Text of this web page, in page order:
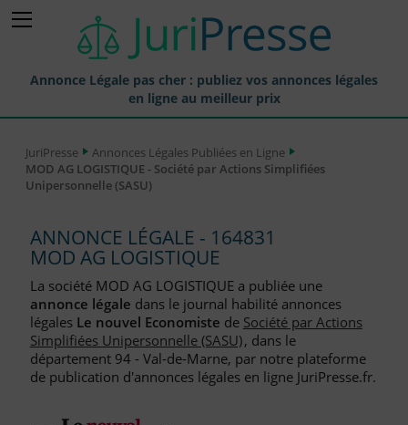
Annonce Légale pas cher : publiez vos annonces légales
en ligne au meilleur prix
Annonces Légales Publiées
Journaux Habilités (JAL) Annonces Légales
Liste des Greffes
Liste des CCI
Le Blog pour les Entreprises
JuriPresse
Annonces Légales Publiées en Ligne
MOD AG LOGISTIQUE - Société par Actions Simplifiées
Unipersonnelle (SASU)
ANNONCE LÉGALE - 164831
MOD AG LOGISTIQUE
La société MOD AG LOGISTIQUE a publiée une
annonce légale dans le journal habilité annonces
légales Le nouvel Economiste de Société par Actions
Simplifiées Unipersonnelle (SASU), dans le
département 94 - Val-de-Marne, par notre plateforme
de publication d'annonces légales en ligne JuriPresse.fr.